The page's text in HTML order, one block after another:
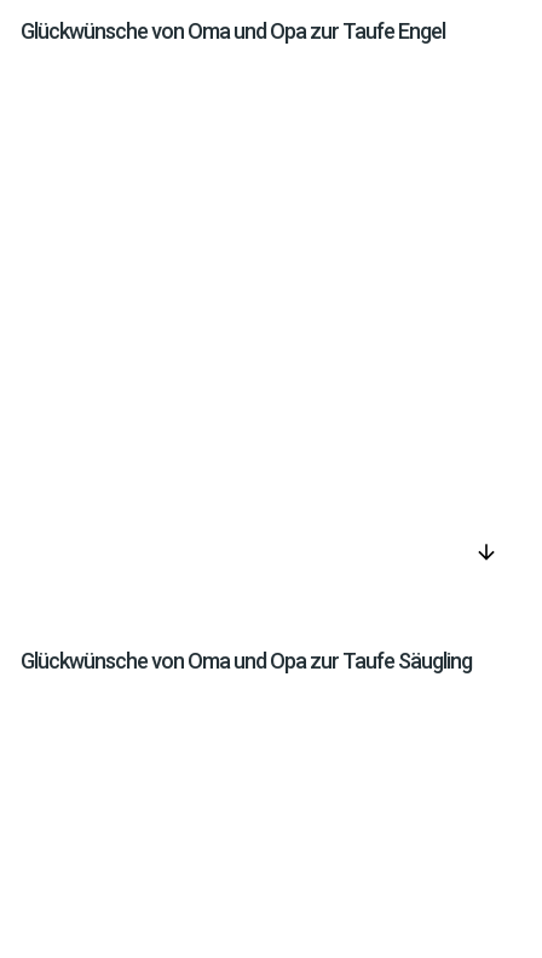
Glückwünsche von Oma und Opa zur Taufe Engel
arrow_downward
Glückwünsche von Oma und Opa zur Taufe Säugling